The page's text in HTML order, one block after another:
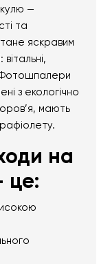
—
та
яскравим
Фотошпалери
з екологічно
мають
на
це: